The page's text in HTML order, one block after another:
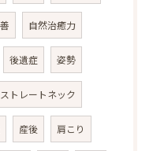
自然治癒力
後遺症 姿勢
ストレートネック
産後 肩こり